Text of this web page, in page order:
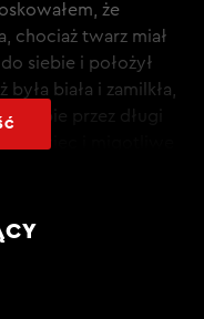
że
chociaż twarz miał
siebie i położył
biała i zamilkła,
siebie przez długi
życzeniem,